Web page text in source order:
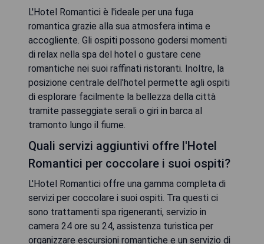
L'Hotel Romantici è l'ideale per una fuga
romantica grazie alla sua atmosfera intima e
accogliente. Gli ospiti possono godersi momenti
di relax nella spa del hotel o gustare cene
romantiche nei suoi raffinati ristoranti. Inoltre, la
posizione centrale dell'hotel permette agli ospiti
di esplorare facilmente la bellezza della città
tramite passeggiate serali o giri in barca al
tramonto lungo il fiume.
Quali servizi aggiuntivi offre l'Hotel
Romantici per coccolare i suoi ospiti?
L'Hotel Romantici offre una gamma completa di
servizi per coccolare i suoi ospiti. Tra questi ci
sono trattamenti spa rigeneranti, servizio in
camera 24 ore su 24, assistenza turistica per
organizzare escursioni romantiche e un servizio di